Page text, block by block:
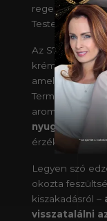
regenerál?
Tested több
Az S7 Body
krémje –
amely
Természetes
aromaterápiás
nyugtassa a
érzékeket.
Legyen szó
okozta
kiszakadásról –
visszatalálni